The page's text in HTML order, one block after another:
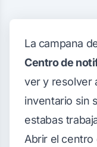
La campana
Centro de
ver y resolver
inventario sin
estabas
Abrir el